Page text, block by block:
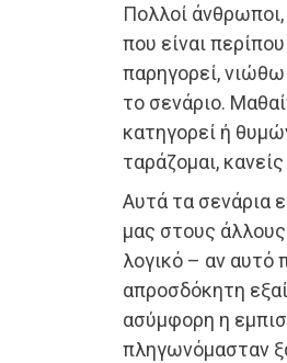
Πολλοί
που είναι
παρηγορεί,
το σενάριο.
κατηγορεί ή
ταράζομαι,
Αυτά τα σενάρια
μας στους άλλους
λογικό – αν αυτό
απροσδόκητη
ασύμφορη η
πληγωνόμασταν